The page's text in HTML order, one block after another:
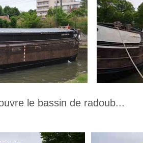
le bassin de radoub...